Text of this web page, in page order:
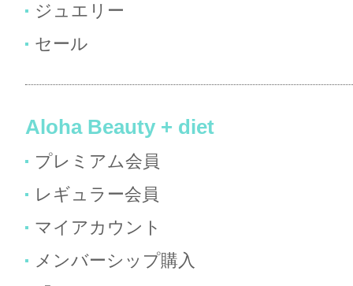
ジュエリー
セール
Aloha Beauty + diet
プレミアム会員
レギュラー会員
マイアカウント
メンバーシップ購入